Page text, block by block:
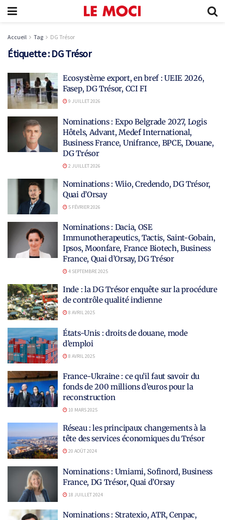
Accueil Tag DG Trésor
Étiquette : DG Trésor
Ecosystème export, en bref : UEIE 2026,
Fasep, DG Trésor, CCI FI
9 JUILLET 2026
Nominations : Expo Belgrade 2027, Logis
Hôtels, Advant, Medef International,
Business France, Unifrance, BPCE, Douane,
DG Trésor
2 JUILLET 2026
Nominations : Wiio, Credendo, DG Trésor,
Quai d’Orsay
5 FÉVRIER 2026
Nominations : Dacia, OSE
Immunotherapeutics, Tactis, Saint-Gobain,
Ipsos, Moonfare, France Biotech, Business
France, Quai d’Orsay, DG Trésor
4 SEPTEMBRE 2025
Inde : la DG Trésor enquête sur la procédure
de contrôle qualité indienne
8 AVRIL 2025
États-Unis : droits de douane, mode
d’emploi
8 AVRIL 2025
France-Ukraine : ce qu’il faut savoir du
fonds de 200 millions d’euros pour la
reconstruction
10 MARS 2025
Réseau : les principaux changements à la
tête des services économiques du Trésor
20 AOÛT 2024
Nominations : Umiami, Sofinord, Business
France, DG Trésor, Quai d’Orsay
18 JUILLET 2024
Nominations : Stratexio, ATR, Cenpac,